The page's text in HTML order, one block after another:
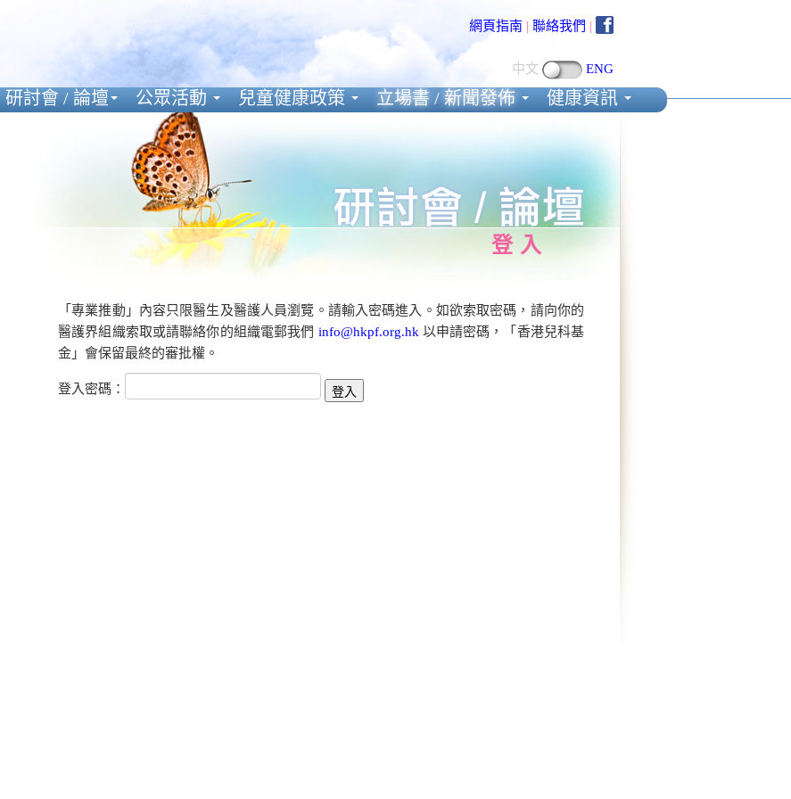
網頁指南 | 聯絡我們 |
中文 ENG
登入
「專業推動」內容只限醫生及醫護人員瀏覽。請輸入密碼進入。如欲索取密碼，請向你的
醫護界組織索取或請聯絡你的組織電郵我們 info@hkpf.org.hk 以申請密碼，「香港兒科基
金」會保留最終的審批權。
登入密碼：
研討會 / 論壇 公眾活動 兒童健康政策 立場書 / 新聞發佈 健康資訊